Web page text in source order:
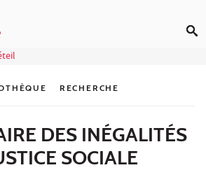
RECHERCHE
DES INÉGALITÉS
SOCIALE